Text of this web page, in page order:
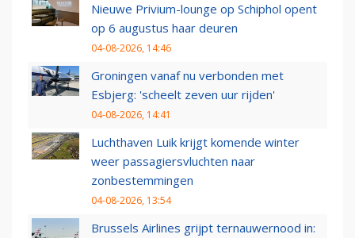
Nieuwe Privium-lounge op Schiphol opent
op 6 augustus haar deuren
04-08-2026, 14:46
Groningen vanaf nu verbonden met
Esbjerg: 'scheelt zeven uur rijden'
04-08-2026, 14:41
Luchthaven Luik krijgt komende winter
weer passagiersvluchten naar
zonbestemmingen
04-08-2026, 13:54
Brussels Airlines grijpt ternauwernood in: